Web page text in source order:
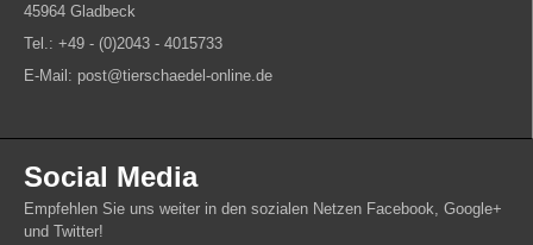
45964 Gladbeck
Tel.: +49 - (0)2043 - 4015733
E-Mail: post@tierschaedel-online.de
Social Media
Empfehlen Sie uns weiter in den sozialen Netzen Facebook, Google+
und Twitter!